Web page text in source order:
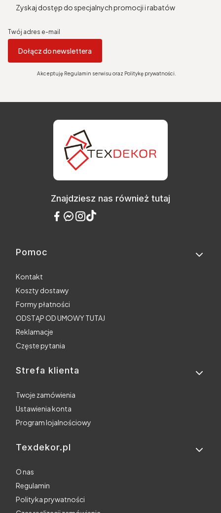
Zyskaj dostęp do specjalnych promocji i rabatów
Twój adres e-mail
Dołącz do newslettera
Akceptuję Regulamin serwisu oraz Politykę prywatności.
Znajdziesz nas również tutaj
Linki w stopce
Pomoc
Kontakt
Koszty dostawy
Formy płatności
ODSTĄP OD UMOWY TUTAJ
Reklamacje
Częste pytania
Strefa klienta
Twoje zamówienia
Ustawienia konta
Program lojalnościowy
Texdekor.pl
O nas
Regulamin
Polityka prywatności